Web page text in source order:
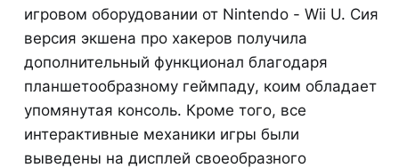
игровом оборудовании от Nintendo - Wii U. Сия
версия экшена про хакеров получила
дополнительный функционал благодаря
планшетообразному геймпаду, коим обладает
упомянутая консоль. Кроме того, все
интерактивные механики игры были
выведены на дисплей своеобразного